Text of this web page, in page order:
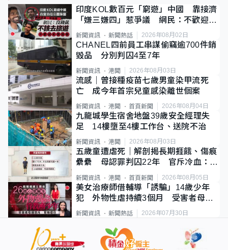
印度KOL數百元「窮遊」中國 靠接濟
「嫌三嫌四」惹爭議 網民：不歡迎劣
質旅客
新聞資訊 新聞熱話 2026年08月02日
CHANEL四前員工串謀偷竊逾700件銷
毀品 分別判囚4至7年
新聞資訊 港聞 2026年08月03日
流感｜曾接種疫苗七歲男童染甲流死
亡 成今年首宗兒童感染離世個案
新聞資訊 港聞 首頁新聞 2026年08月04日
九龍城學生宿舍地盤39歲安全經理失
足 14樓墮至4樓工作台、送院不治
新聞資訊 港聞 2026年08月03日
五歲童遭虐死｜解剖揭長期捱餓、傷痕
纍纍 母認罪判囚22年 官斥冷血：同
類案最惡劣
新聞資訊 港聞 首頁新聞 2026年08月05日
美女治療師借輔導「誘騙」14歲少年
犯 外物性虐持續3個月 受害者母：
要保護其他人
新聞資訊 新聞熱話 2026年07月30日